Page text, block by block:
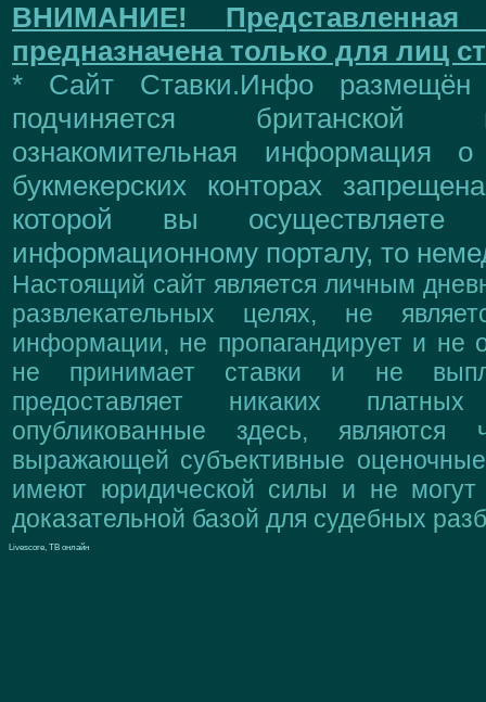
ВНИМАНИЕ!
предназначена только для лиц
* Сайт Ставки.Инфо размещён
подчиняется британской
ознакомительная информация
букмекерских конторах
которой вы
информационному порталу, то
Настоящий сайт является личным
развлекательных целях, не
информации, не пропагандирует и не
не принимает ставки и не
предоставляет никаких
опубликованные здесь, являются
выражающей субъективные
имеют юридической силы и не могут
доказательной базой для судебных
Livescore, ТВ онлайн